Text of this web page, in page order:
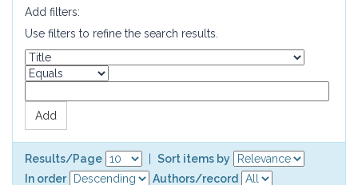
Add filters:
Use filters to refine the search results.
Results/Page
Sort items by
In order
Authors/record